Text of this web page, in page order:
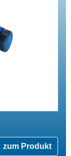
zum Produkt